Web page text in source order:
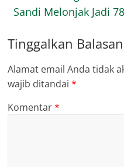
Sandi Melonjak Jadi
Tinggalkan Balasan
Alamat email Anda tidak
wajib ditandai*
Komentar*